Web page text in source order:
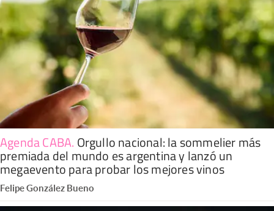
Agenda CABA. Orgullo nacional: la sommelier más
premiada del mundo es argentina y lanzó un
megaevento para probar los mejores vinos
Felipe González Bueno